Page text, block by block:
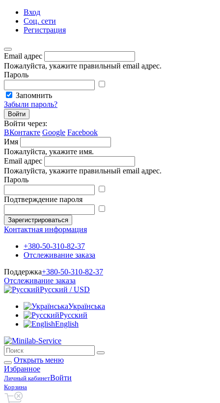
Вход
Соц. сети
Регистрация
Email адрес
Пожалуйста, укажите правильный email адрес.
Пароль
Запомнить
Забыли пароль?
Войти
Войти через:
ВКонтакте Google Facebook
Имя
Пожалуйста, укажите имя.
Email адрес
Пожалуйста, укажите правильный email адрес.
Пароль
Подтверждение пароля
Зарегистрироваться
Контактная информация
+380-50-310-82-37
Отслеживание заказа
Поддержка+380-50-310-82-37
Отслеживание заказа
Русский / USD
Українська
Русский
English
Открыть меню
Избранное
Личный кабинетВойти
Корзина